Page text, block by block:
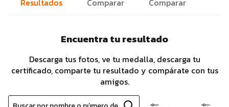
Resultados Comparar Comparar
Encuentra tu resultado
Descarga tus fotos, ve tu medalla, descarga tu
certificado, comparte tu resultado y compárate con tus
amigos.